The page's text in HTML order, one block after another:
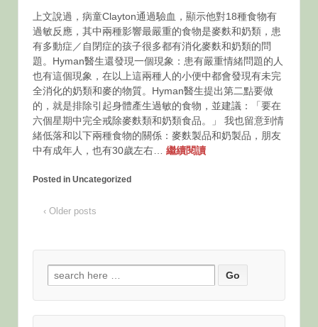
上文說過，病童Clayton通過驗血，顯示他對18種食物有
過敏反應，其中兩種影響最嚴重的食物是麥麩和奶類，患
有多動症／自閉症的孩子很多都有消化麥麩和奶類的問
題。Hyman醫生還發現一個現象：患有嚴重情緒問題的人
也有這個現象，在以上這兩種人的小便中都會發現有未完
全消化的奶類和麥的物質。Hyman醫生提出第二點要做
的，就是排除引起身體產生過敏的食物，並建議：「要在
六個星期中完全戒除麥麩類和奶類食品。」 我也留意到情
緒低落和以下兩種食物的關係：麥麩製品和奶製品，朋友
中有成年人，也有30歲左右… 繼續閱讀
Posted in Uncategorized
‹ Older posts
Search
for: